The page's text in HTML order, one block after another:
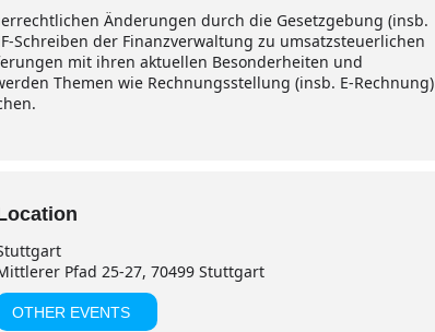
Änderungen durch die Gesetzgebung (insb.
Schreiben der Finanzverwaltung zu umsatzsteuerlichen
mit ihren aktuellen Besonderheiten und
Themen wie Rechnungsstellung (insb. E-Rechnung)
Pfad 25-27, 70499 Stuttgart
OTHER EVENTS